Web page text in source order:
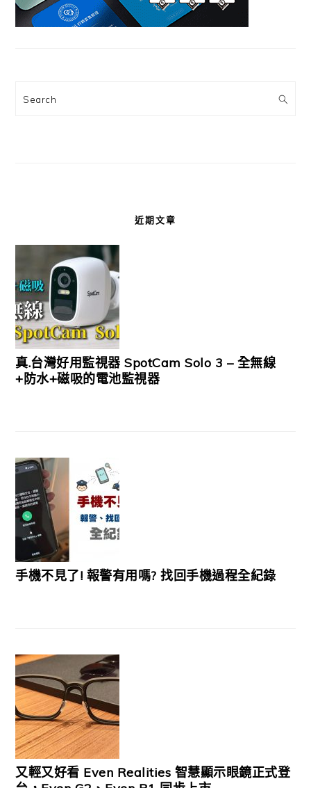
Search
近期文章
真.台灣好用監視器 SpotCam Solo 3 – 全無線
+防水+磁吸的電池監視器
手機不見了! 報警有用嗎? 找回手機過程全紀錄
又輕又好看 Even Realities 智慧顯示眼鏡正式登